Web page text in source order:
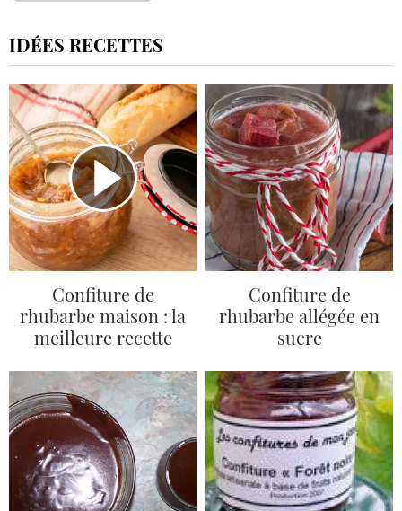
IDÉES RECETTES
Confiture de
rhubarbe maison : la
meilleure recette
Confiture de
rhubarbe allégée en
sucre